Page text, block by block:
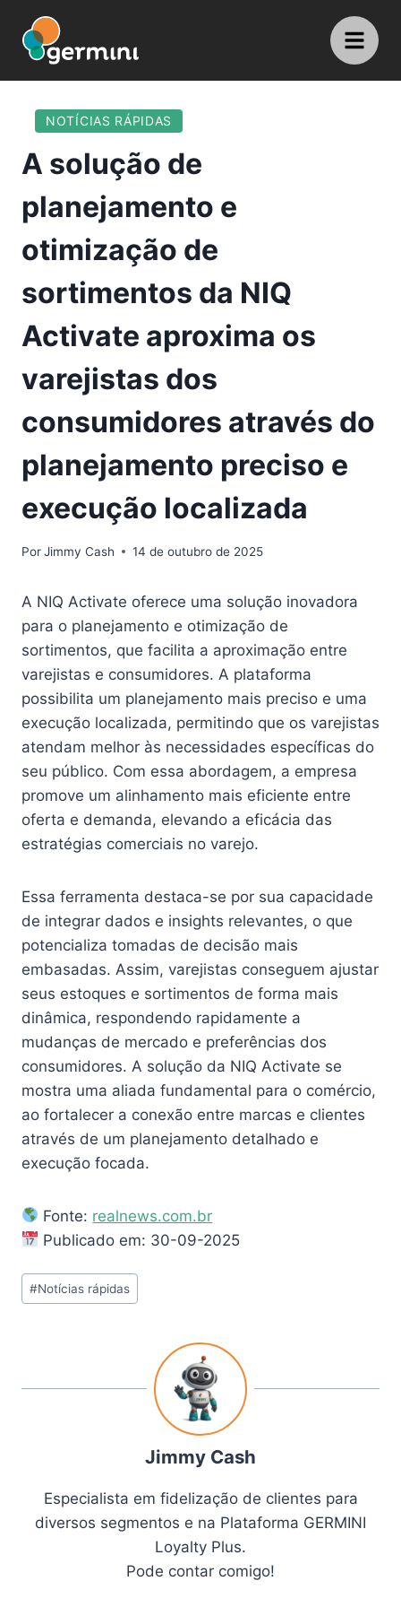
NOTÍCIAS RÁPIDAS
A solução de
planejamento e
otimização de
sortimentos da NIQ
Activate aproxima os
varejistas dos
consumidores através do
planejamento preciso e
execução localizada
PorJimmy Cash 14 de outubro de 2025
A NIQ Activate oferece uma solução inovadora
para o planejamento e otimização de
sortimentos, que facilita a aproximação entre
varejistas e consumidores. A plataforma
possibilita um planejamento mais preciso e uma
execução localizada, permitindo que os varejistas
atendam melhor às necessidades específicas do
seu público. Com essa abordagem, a empresa
promove um alinhamento mais eficiente entre
oferta e demanda, elevando a eficácia das
estratégias comerciais no varejo.
Essa ferramenta destaca-se por sua capacidade
de integrar dados e insights relevantes, o que
potencializa tomadas de decisão mais
embasadas. Assim, varejistas conseguem ajustar
seus estoques e sortimentos de forma mais
dinâmica, respondendo rapidamente a
mudanças de mercado e preferências dos
consumidores. A solução da NIQ Activate se
mostra uma aliada fundamental para o comércio,
ao fortalecer a conexão entre marcas e clientes
através de um planejamento detalhado e
execução focada.
Fonte: realnews.com.br
Publicado em: 30-09-2025
#Notícias rápidas
Jimmy Cash
Especialista em fidelização de clientes para
diversos segmentos e na Plataforma GERMINI
Loyalty Plus.
Pode contar comigo!